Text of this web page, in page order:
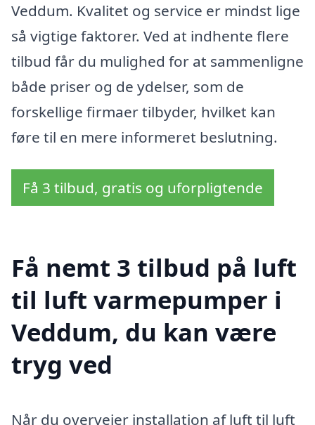
Veddum. Kvalitet og service er mindst lige
så vigtige faktorer. Ved at indhente flere
tilbud får du mulighed for at sammenligne
både priser og de ydelser, som de
forskellige firmaer tilbyder, hvilket kan
føre til en mere informeret beslutning.
Få 3 tilbud, gratis og uforpligtende
Få nemt 3 tilbud på luft
til luft varmepumper i
Veddum, du kan være
tryg ved
Når du overvejer installation af luft til luft